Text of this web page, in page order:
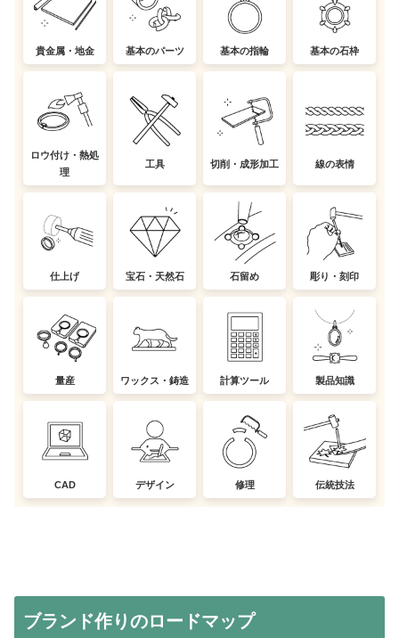
貴金属・地金 基本のパーツ 基本の指輪 基本の石枠
ロウ付け・熱処
理
工具 切削・成形加工 線の表情
仕上げ 宝石・天然石 石留め 彫り・刻印
量産 ワックス・鋳造 計算ツール 製品知識
CAD デザイン 修理 伝統技法
ブランド作りのロードマップ